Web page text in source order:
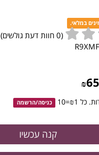
(
0 חוות דעת גולשים)
₪65
₪1=10 כניסה/הרשמה